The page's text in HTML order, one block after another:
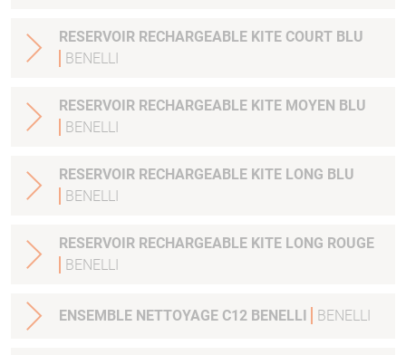
RESERVOIR RECHARGEABLE KITE COURT BLU
BENELLI
RESERVOIR RECHARGEABLE KITE MOYEN BLU
BENELLI
RESERVOIR RECHARGEABLE KITE LONG BLU
BENELLI
RESERVOIR RECHARGEABLE KITE LONG ROUGE
BENELLI
ENSEMBLE NETTOYAGE C12 BENELLI BENELLI